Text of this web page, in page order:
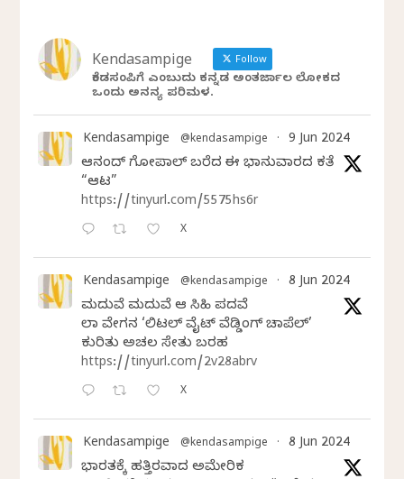
Kendasampige Follow
ಕೆಂಡಸಂಪಿಗೆ ಎಂಬುದು ಕನ್ನಡ ಅಂತರ್ಜಾಲ ಲೋಕದ
ಒಂದು ಅನನ್ಯ ಪರಿಮಳ.
Kendasampige @kendasampige · 9 Jun 2024
ಆನಂದ್‌ ಗೋಪಾಲ್‌ ಬರೆದ ಈ ಭಾನುವಾರದ ಕತೆ
“ಆಟ”
https://tinyurl.com/5575hs6r
X
Kendasampige @kendasampige · 8 Jun 2024
ಮದುವೆ ಮದುವೆ ಆ ಸಿಹಿ ಪದವೆ
ಲಾಸ್‌ ವೇಗಸ್‌ನ ‘ಲಿಟಲ್ ವೈಟ್ ವೆಡ್ಡಿಂಗ್ ಚಾಪೆಲ್’
ಕುರಿತು ಅಚಲ ಸೇತು ಬರಹ
https://tinyurl.com/2v28abrv
X
Kendasampige @kendasampige · 8 Jun 2024
ಭಾರತಕ್ಕೆ ಹತ್ತಿರವಾದ ಅಮೇರಿಕ